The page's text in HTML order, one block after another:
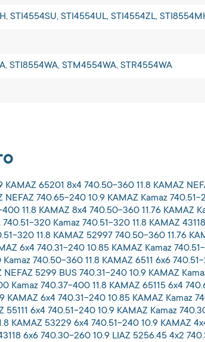
STI4554SU, STI4554UL, STI4554ZL,
STI8554WA, STM4554WA, STR4554WA
65201 8x4 740.50-360 11.8 KAMAZ
740.65-240 10.9 KAMAZ Kamaz
11.8 KAMAZ 8x4 740.50-360 11.76
320 Kamaz 740.51-320 11.8 KAMAZ
320 11.8 KAMAZ 52997 740.50-360 11.76
6x4 740.31-240 10.85 KAMAZ Kamaz
740.50-360 11.8 KAMAZ 6511 6x6
5299 BUS 740.31-240 10.9 KAMAZ
Kamaz 740.37-400 11.8 KAMAZ 65115 6x4
6x4 740.31-240 10.85 KAMAZ Kamaz
6x4 740.51-240 10.9 KAMAZ Kamaz
KAMAZ 53229 6x4 740.51-240 10.9 KAMAZ
6x6 740.30-260 10.9 LIAZ 5256.45 4x2